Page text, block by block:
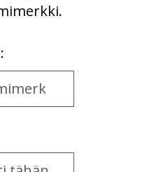
Name
and